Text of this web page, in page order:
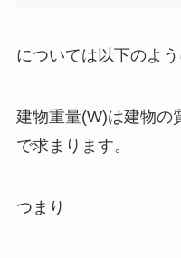
については以下のよ
建物重量(W)は建物の
で求まります。
つまり